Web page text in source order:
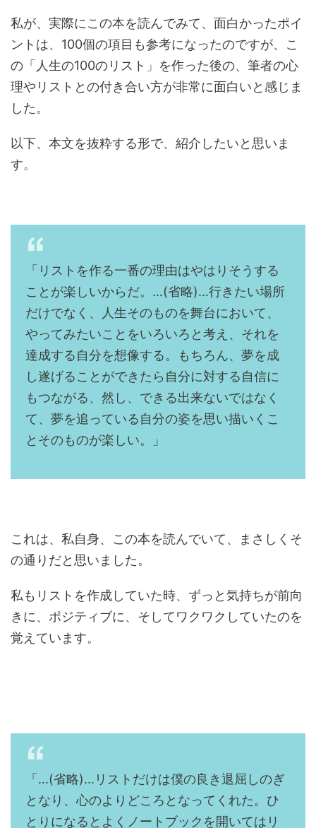
私が、実際にこの本を読んでみて、面白かったポイ
ントは、100個の項目も参考になったのですが、こ
の「人生の100のリスト」を作った後の、筆者の心
理やリストとの付き合い方が非常に面白いと感じま
した。
以下、本文を抜粋する形で、紹介したいと思いま
す。
「リストを作る一番の理由はやはりそうする
ことが楽しいからだ。…(省略)…行きたい場所
だけでなく、人生そのものを舞台において、
やってみたいことをいろいろと考え、それを
達成する自分を想像する。もちろん、夢を成
し遂げることができたら自分に対する自信に
もつながる、然し、できる出来ないではなく
て、夢を追っている自分の姿を思い描いくこ
とそのものが楽しい。」
これは、私自身、この本を読んでいて、まさしくそ
の通りだと思いました。
私もリストを作成していた時、ずっと気持ちが前向
きに、ポジティブに、そしてワクワクしていたのを
覚えています。
「…(省略)...リストだけは僕の良き退屈しのぎ
となり、心のよりどころとなってくれた。ひ
とりになるとよくノートブックを開いてはリ